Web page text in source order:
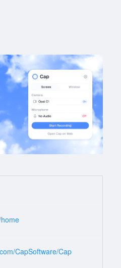
CapSoftware/Cap